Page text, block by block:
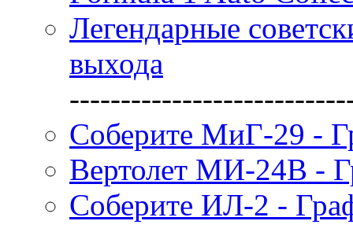
Легендарные
выхода
Соберите МиГ-29 -
Вертолет МИ-24В -
Соберите ИЛ-2 -